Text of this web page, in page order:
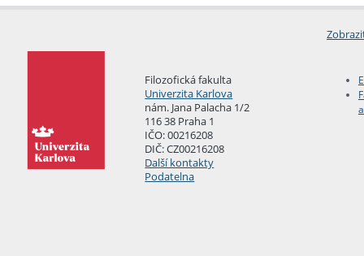
Filozofická fakulta
Univerzita Karlova
nám. Jana Palacha 1/2
116 38 Praha 1
IČO: 00216208
DIČ: CZ00216208
Další kontakty
Podatelna